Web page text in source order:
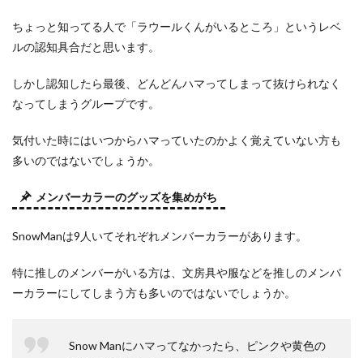
ちょっと知ってる人で「ラウールくんがいるところ」というレベ
ルの認知具合だと思います。
しかし認知したら最後、どんどんハマってしまって抜けられなく
なってしまうグループです。
気付いた時にはいつからハマっていたのかよく覚えていない方も
多いのではないでしょうか。
メンバーカラーのグッズを集めがち
SnowManは9人いてそれぞれメンバーカラーがあります。
特に推しのメンバーがいる方は、文房具や服などを推しのメンバ
ーカラーにしてしまう方も多いのではないでしょうか。
Snow Manにハマってなかったら、ピンクや黄色の